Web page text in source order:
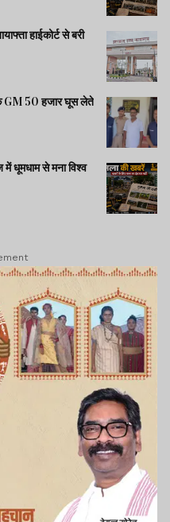
हाईकोर्ट से बरी
के GM 50 हजार घूस लेते
धूमधाम से मना विश्व